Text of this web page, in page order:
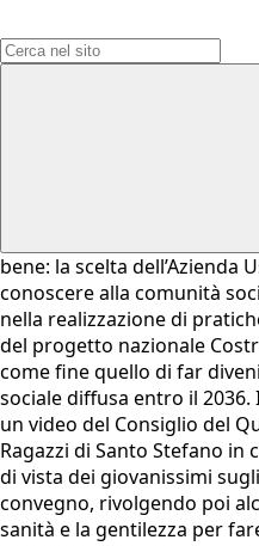
bene: la scelta dell’Azienda
conoscere alla comunità
nella realizzazione di
del progetto nazionale
come fine quello di far
sociale diffusa entro il
un video del Consiglio del
Ragazzi di Santo Stefano
di vista dei giovanissimi
convegno, rivolgendo poi
sanità e la gentilezza per